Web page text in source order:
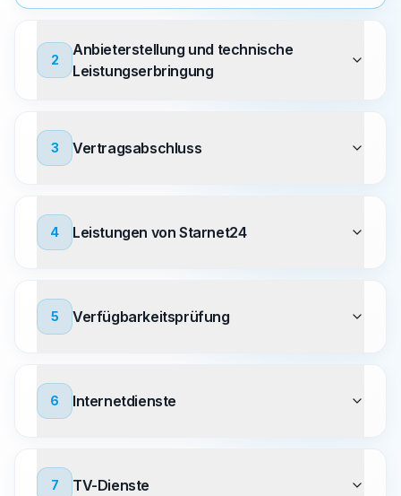
2
Anbieterstellung und technische
Leistungserbringung
3 Vertragsabschluss
4 Leistungen von Starnet24
5 Verfügbarkeitsprüfung
6 Internetdienste
7 TV-Dienste